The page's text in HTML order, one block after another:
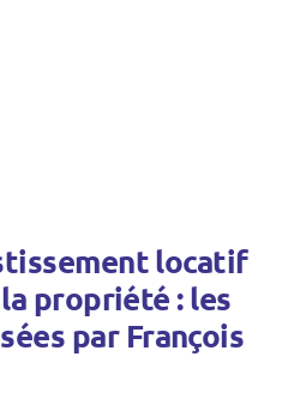
locatif
la propriété : les
par François